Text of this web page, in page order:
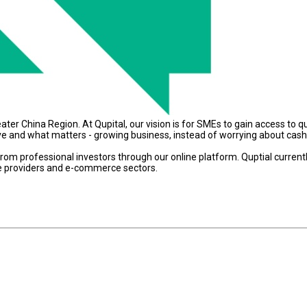
China Region. At Qupital, our vision is for SMEs to gain access to
and what matters - growing business, instead of worrying about cash
professional investors through our online platform. Quptial
and e-commerce sectors.